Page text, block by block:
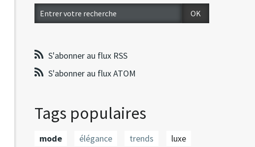
S'abonner au flux RSS
S'abonner au flux ATOM
Tags populaires
mode élégance trends
luxe